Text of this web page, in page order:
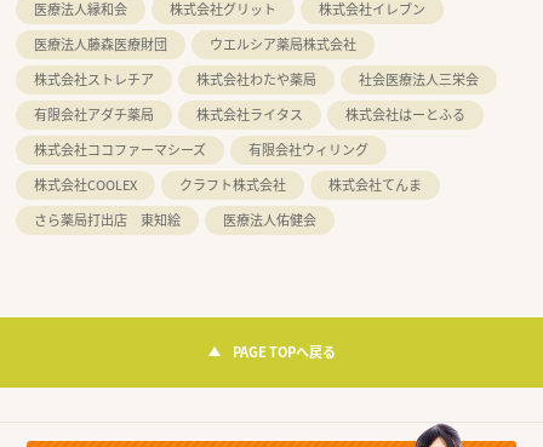
医療法人縁和会
株式会社グリット
株式会社イレブン
医療法人藤森医療財団
ウエルシア薬局株式会社
株式会社ストレチア
株式会社わたや薬局
社会医療法人三栄会
有限会社アダチ薬局
株式会社ライタス
株式会社はーとふる
株式会社ココファーマシーズ
有限会社ウィリング
株式会社COOLEX
クラフト株式会社
株式会社てんま
さら薬局打出店 東知絵
医療法人佑健会
PAGE TOPへ戻る